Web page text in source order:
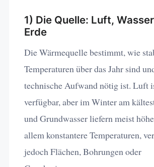
1) Die Quelle: Luft,
Erde
Die Wärmequelle bestimmt, wie
Temperaturen über das Jahr sind
technische Aufwand nötig ist. Luft
verfügbar, aber im Winter am
und Grundwasser liefern meist
allem konstantere Temperaturen,
jedoch Flächen, Bohrungen oder